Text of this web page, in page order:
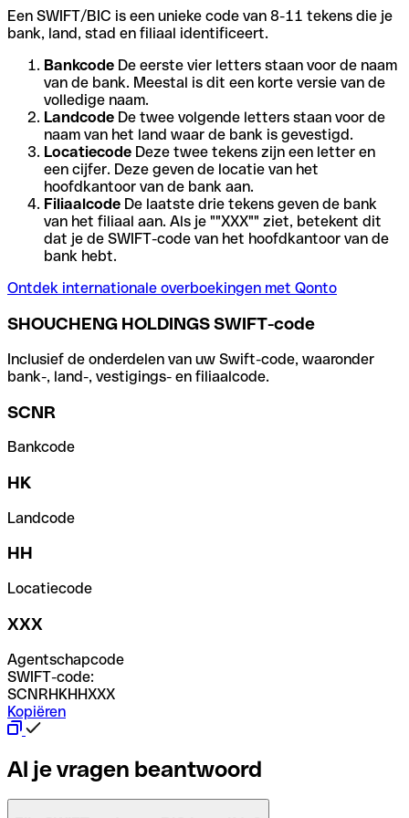
Een SWIFT/BIC is een unieke code van 8-11 tekens die je
bank, land, stad en filiaal identificeert.
Bankcode De eerste vier letters staan voor de naam
van de bank. Meestal is dit een korte versie van de
volledige naam.
Landcode De twee volgende letters staan voor de
naam van het land waar de bank is gevestigd.
Locatiecode Deze twee tekens zijn een letter en
een cijfer. Deze geven de locatie van het
hoofdkantoor van de bank aan.
Filiaalcode De laatste drie tekens geven de bank
van het filiaal aan. Als je ""XXX"" ziet, betekent dit
dat je de SWIFT-code van het hoofdkantoor van de
bank hebt.
Ontdek internationale overboekingen met Qonto
SHOUCHENG HOLDINGS SWIFT-code
Inclusief de onderdelen van uw Swift-code, waaronder
bank-, land-, vestigings- en filiaalcode.
SCNR
Bankcode
HK
Landcode
HH
Locatiecode
XXX
Agentschapcode
SWIFT-code:
SCNRHKHHXXX
Kopiëren
Al je vragen beantwoord